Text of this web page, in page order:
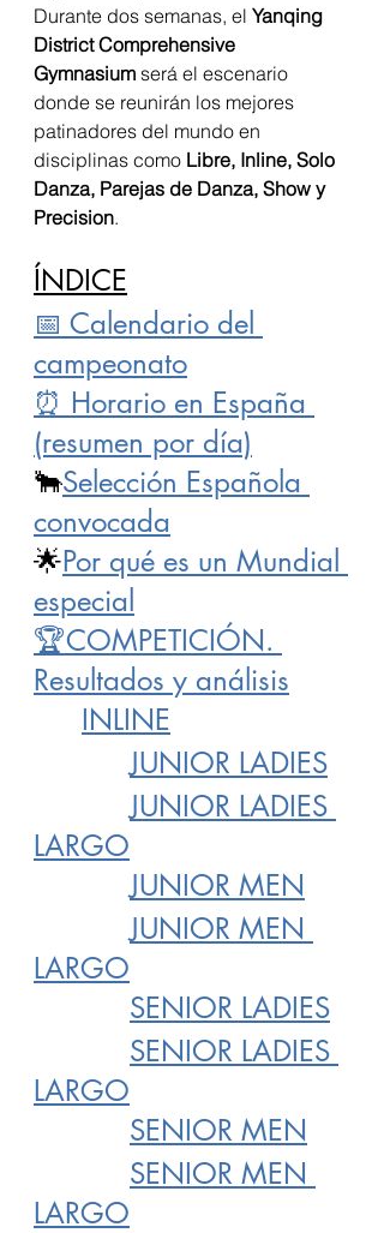
Durante dos semanas, el Yanqing
District Comprehensive
Gymnasium será el escenario
donde se reunirán los mejores
patinadores del mundo en
disciplinas como Libre, Inline, Solo
Danza, Parejas de Danza, Show y
Precision.
ÍNDICE
📅 Calendario del
campeonato
⏰ Horario en España
(resumen por día)
🐂Selección Española
convocada
🌟Por qué es un Mundial
especial
🏆COMPETICIÓN.
Resultados y análisis
	INLINE
JUNIOR LADIES
JUNIOR LADIES
LARGO
JUNIOR MEN
JUNIOR MEN
LARGO
SENIOR LADIES
SENIOR LADIES
LARGO
SENIOR MEN
SENIOR MEN
LARGO